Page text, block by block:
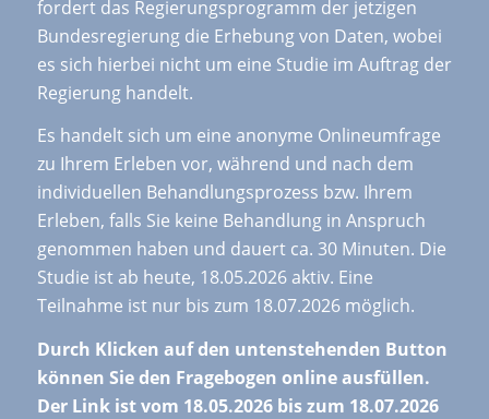
fordert das Regierungsprogramm der jetzigen
Bundesregierung die Erhebung von Daten, wobei
es sich hierbei nicht um eine Studie im Auftrag der
Regierung handelt.
Es handelt sich um eine anonyme Onlineumfrage
zu Ihrem Erleben vor, während und nach dem
individuellen Behandlungsprozess bzw. Ihrem
Erleben, falls Sie keine Behandlung in Anspruch
genommen haben und dauert ca. 30 Minuten. Die
Studie ist ab heute, 18.05.2026 aktiv. Eine
Teilnahme ist nur bis zum 18.07.2026 möglich.
Durch Klicken auf den untenstehenden Button
können Sie den Fragebogen online ausfüllen.
Der Link ist vom 18.05.2026 bis zum 18.07.2026